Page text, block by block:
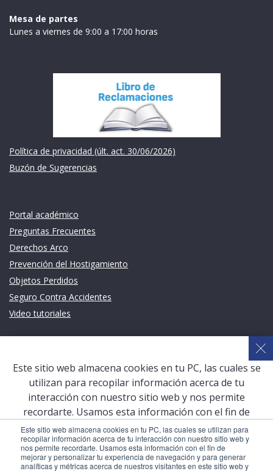
Este sitio web almacena cookies en tu PC, las cuales se utilizan para
recopilar información acerca de tu interacción con nuestro sitio web y
nos permite recordarte. Usamos esta información con el fin de
mejorar y personalizar tu experiencia de navegación y para generar
analíticas y métricas acerca de nuestros visitantes en este sitio web y
Mesa de partes
Lunes a viernes de 9:00 a 17:00 horas
Política de privacidad (últ. act. 30/06/2026)
Buzón de Sugerencias
Portal académico
Preguntas Frecuentes
Derechos Arco
Prevención del Hostigamiento
Objetos Perdidos
Seguro Contra Accidentes
Video tutoriales
Sistema de Gestión Académica (SGA)
Defensoría Universitaria
Terceros vinculados
San Pablo Mail
Aula Virtual Pregrado
Aula Virtual Postgrado
Este sitio web almacena cookies en tu PC, las cuales se
utilizan para recopilar información acerca de tu
interacción con nuestro sitio web y nos permite
recordarte. Usamos esta información con el fin de
mejorar y personalizar tu experiencia de navegación y
para generar analíticas y métricas acerca de nuestros
visitantes en este sitio web y otros medios de